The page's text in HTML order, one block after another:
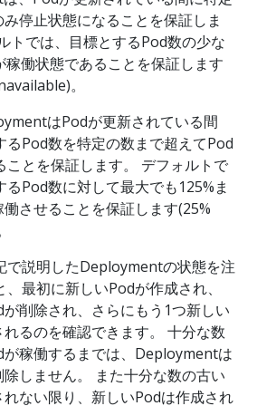
停止状態になることを保証しま
トでは、目標とするPod数の少な
稼働状態であることを保証します
。
はPodが更新されている間
るPod数を特定の数まで超えてPod
ことを保証します。 デフォルトで
るPod数に対して最大でも125%ま
させることを保証します(25%
で説明したDeploymentの状態を注
最初に新しいPodが作成され、
削除され、さらにもう1つ新しい
るのを確認できます。 十分な数
が稼働するまでは、Deploymentは
しません。 また十分な数の古い
ない限り、新しいPodは作成され